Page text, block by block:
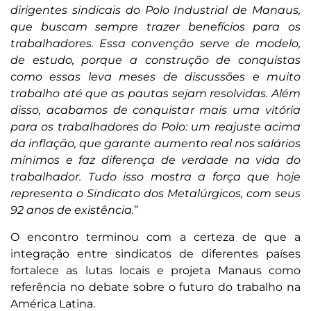
dirigentes sindicais do Polo Industrial de Manaus,
que buscam sempre trazer benefícios para os
trabalhadores. Essa convenção serve de modelo,
de estudo, porque a construção de conquistas
como essas leva meses de discussões e muito
trabalho até que as pautas sejam resolvidas. Além
disso, acabamos de conquistar mais uma vitória
para os trabalhadores do Polo: um reajuste acima
da inflação, que garante aumento real nos salários
mínimos e faz diferença de verdade na vida do
trabalhador. Tudo isso mostra a força que hoje
representa o Sindicato dos Metalúrgicos, com seus
92 anos de existência.”
O encontro terminou com a certeza de que a
integração entre sindicatos de diferentes países
fortalece as lutas locais e projeta Manaus como
referência no debate sobre o futuro do trabalho na
América Latina.